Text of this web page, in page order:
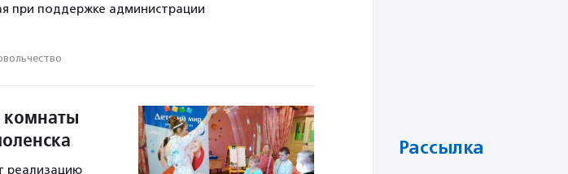
при поддержке администрации
комнаты
реализацию
Рассылка